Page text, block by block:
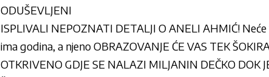
ODUŠEVLJENI
ISPLIVALI NEPOZNATI DETALJI O ANELI AHMIĆ!
ima godina, a njeno OBRAZOVANJE ĆE VAS TEK
OTKRIVENO GDJE SE NALAZI MILJANIN DEČKO DOK